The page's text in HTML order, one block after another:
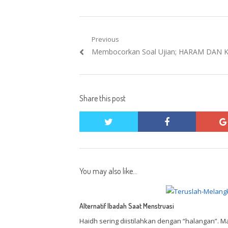
Post
navigation
Previous
Previous
Membocorkan Soal Ujian; HARAM DAN
Share this post
twitter facebook
You may also like...
Alternatif Ibadah Saat Menstruasi
Haidh sering diistilahkan dengan “halangan”.